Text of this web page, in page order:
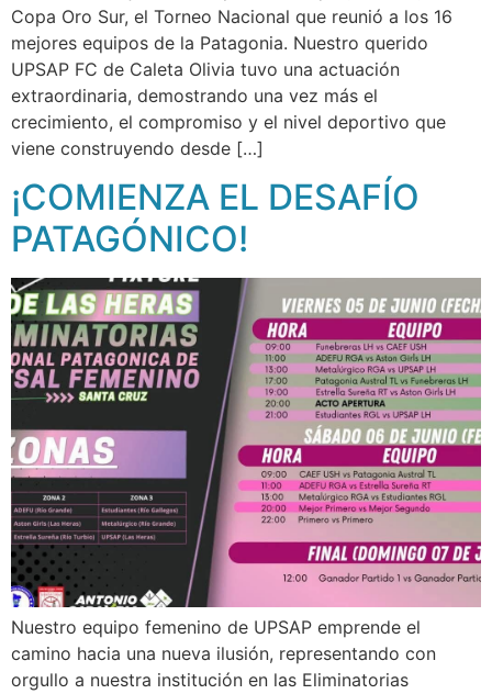
Copa Oro Sur, el Torneo Nacional que reunió a los 16
mejores equipos de la Patagonia. Nuestro querido
UPSAP FC de Caleta Olivia tuvo una actuación
extraordinaria, demostrando una vez más el
crecimiento, el compromiso y el nivel deportivo que
viene construyendo desde […]
¡COMIENZA EL DESAFÍO
PATAGÓNICO!
Nuestro equipo femenino de UPSAP emprende el
camino hacia una nueva ilusión, representando con
orgullo a nuestra institución en las Eliminatorias